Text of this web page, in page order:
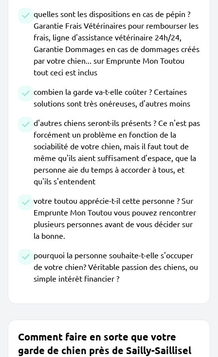
quelles sont les dispositions en cas de pépin ?
Garantie Frais Vétérinaires pour rembourser les
frais, ligne d'assistance vétérinaire 24h/24,
Garantie Dommages en cas de dommages créés
par votre chien... sur Emprunte Mon Toutou
tout ceci est inclus
combien la garde va-t-elle coûter ? Certaines
solutions sont très onéreuses, d'autres moins
d'autres chiens seront-ils présents ? Ce n'est pas
forcément un problème en fonction de la
sociabilité de votre chien, mais il faut tout de
même qu'ils aient suffisament d'espace, que la
personne aie du temps à accorder à tous, et
qu'ils s'entendent
votre toutou apprécie-t-il cette personne ? Sur
Emprunte Mon Toutou vous pouvez rencontrer
plusieurs personnes avant de vous décider sur
la bonne.
pourquoi la personne souhaite-t-elle s'occuper
de votre chien? Véritable passion des chiens, ou
simple intérêt financier ?
Comment faire en sorte que votre
garde de chien près de Sailly-Saillisel